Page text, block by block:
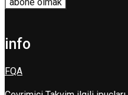
info
FQA